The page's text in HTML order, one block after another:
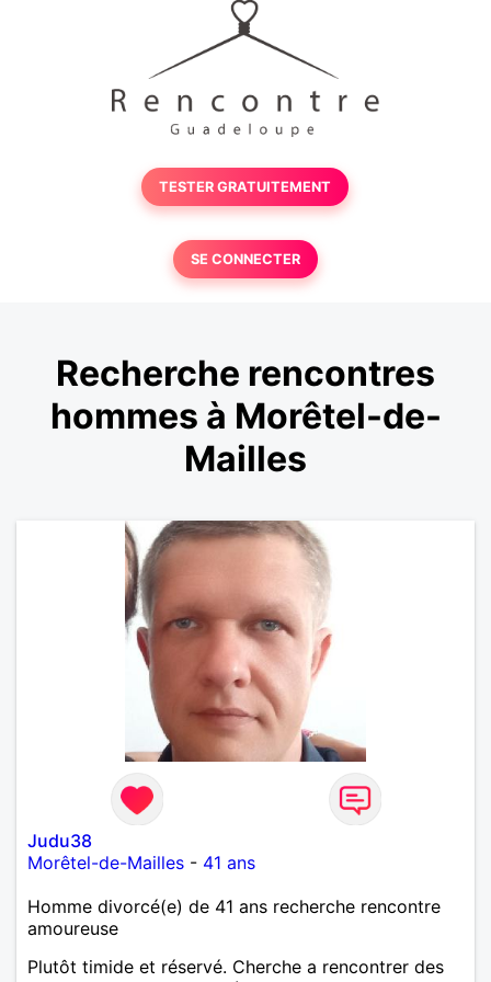
TESTER GRATUITEMENT
SE CONNECTER
Recherche rencontres
hommes à Morêtel-de-
Mailles
Judu38
Morêtel-de-Mailles - 41 ans
Homme divorcé(e) de 41 ans recherche rencontre
amoureuse
Plutôt timide et réservé. Cherche a rencontrer des